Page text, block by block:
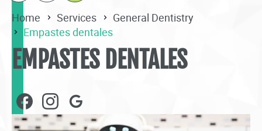
Home Services
General Dentistry
Empastes dentales
EMPASTES DENTALES